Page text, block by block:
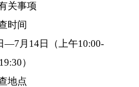
关事项
时间
—7月14日（上午10:00-
）
地点